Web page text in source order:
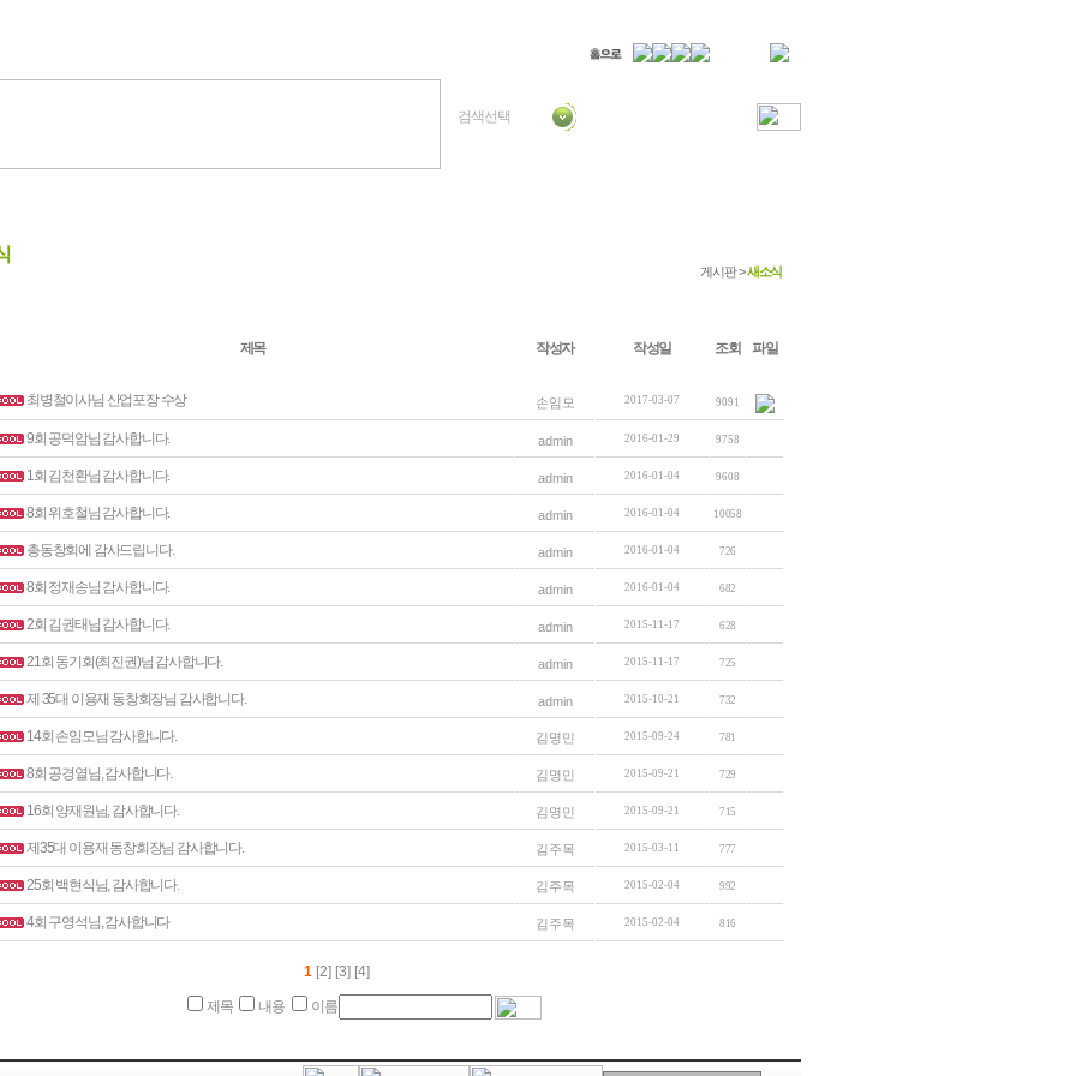
검색선택
게시판 >새소식
제목 작성자 작성일 조회 파일
최병철이사님 산업포장 수상 손임모 2017-03-07 9091
9회 공덕암님 감사합니다. admin 2016-01-29 9758
1회 김천환님 감사합니다. admin 2016-01-04 9608
8회 위호철님 감사합니다. admin 2016-01-04 10058
총동창회에 감사드립니다. admin 2016-01-04 726
8회 정재송님 감사합니다. admin 2016-01-04 682
2회 김권태님 감사합니다. admin 2015-11-17 628
21회 동기회(최진권)님 감사합니다. admin 2015-11-17 725
제 35대 이용재 동창회장님 감사합니다. admin 2015-10-21 732
14회 손임모님 감사합니다. 김명민 2015-09-24 781
8회 공경열님, 감사합니다. 김명민 2015-09-21 729
16회 양재원님, 감사합니다. 김명민 2015-09-21 715
제35대 이용재 동창회장님 감사합니다. 김주목 2015-03-11 777
25회 백현식님, 감사합니다. 김주목 2015-02-04 992
4회 구영석님, 감사합니다 김주목 2015-02-04 816
1[2] [3] [4]
제목 내용 이름